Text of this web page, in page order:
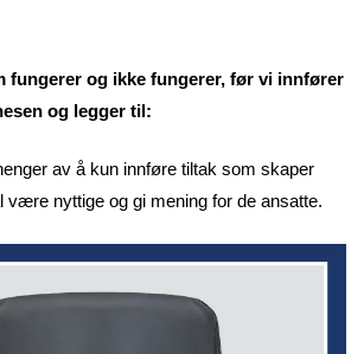
fungerer og ikke fungerer, før vi innfører
og legger til:
av å kun innføre tiltak som skaper
være nyttige og gi mening for de ansatte.